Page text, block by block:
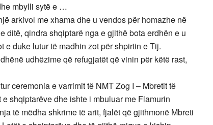
mbylli sytë e …
arkivol me xhama dhe u vendos për homazhe në
ditë, qindra shqiptarë nga e gjithë bota erdhën e u
e duke lutur të madhin zot për shpirtin e Tij.
udhëzime që refugjatët që vinin për këtë rast,
ceremonia e varrimit të NMT Zog I – Mbretit të
shqiptarëve dhe ishte i mbuluar me Flamurin
të mëdha shkrime të arit, fjalët që gjithmonë Mbreti